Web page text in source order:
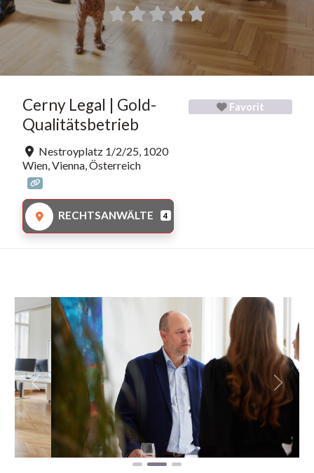
Cerny Legal | Gold-
Qualitätsbetrieb
Nestroyplatz 1/2/25 1020
Wien, Vienna, Österreich
RECHTSANWÄLTE 4
Favorit
Vorheriges